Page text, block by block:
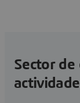
Sector